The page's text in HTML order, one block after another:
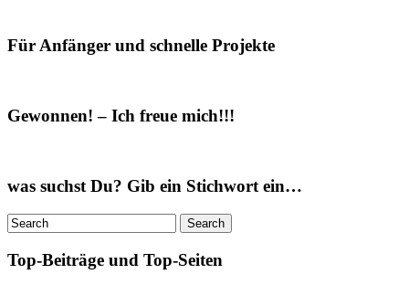
Für Anfänger und schnelle Projekte
Gewonnen! – Ich freue mich!!!
was suchst Du? Gib ein Stichwort ein…
Top-Beiträge und Top-Seiten